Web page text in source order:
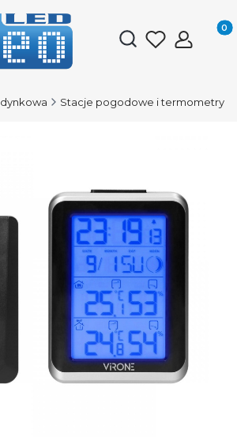
Otwórz
Stacje pogodowe i termometry